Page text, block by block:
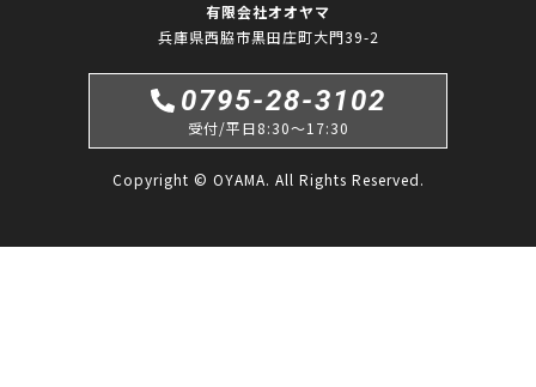
有限会社オオヤマ
兵庫県西脇市黒田庄町大門39-2
0795-28-3102
受付/平日8:30〜17:30
Copyright © OYAMA. All Rights Reserved.